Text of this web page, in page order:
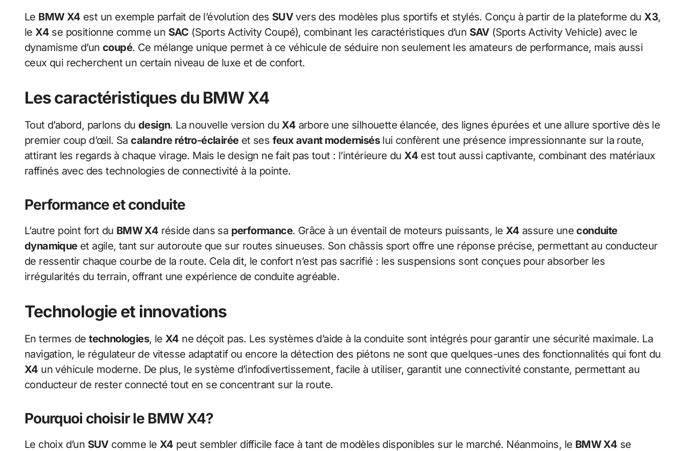
Le BMW X4 est un exemple parfait de l’évolution des SUVvers des modèles plus sportifs et stylés. Conçu à partir de la plateforme du X3,
le X4 se positionne comme un SAC (Sports Activity Coupé), combinant les caractéristiques d’un SAV(Sports Activity Vehicle) avec le
dynamisme d’un coupé. Ce mélange unique permet à ce véhicule de séduire non seulement les amateurs de performance, mais aussi
ceux qui recherchent un certain niveau de luxe et de confort.
Les caractéristiques du BMW X4
Tout d’abord, parlons du design. La nouvelle version du X4 arbore une silhouette élancée, des lignes épurées et une allure sportive dès le
premier coup d’œil. Sacalandre rétro-éclairéeet ses feux avant moderniséslui confèrent une présence impressionnante sur la route,
attirant les regards à chaque virage. Mais le design ne fait pas tout : l’intérieure du X4 est tout aussi captivante, combinant des matériaux
raffinés avec des technologies de connectivité à la pointe.
Performance et conduite
L’autre point fort du BMW X4 réside dans sa performance. Grâce à un éventail de moteurs puissants, le X4 assure uneconduite
dynamiqueet agile, tant sur autoroute que sur routes sinueuses. Son châssis sport offre une réponse précise, permettant au conducteur
de ressentir chaque courbe de la route. Cela dit, le confort n’est pas sacrifié : les suspensions sont conçues pour absorber les
irrégularités du terrain, offrant une expérience de conduite agréable.
Technologie et innovations
En termes detechnologies, le X4 ne déçoit pas. Les systèmes d’aide à la conduite sont intégrés pour garantir une sécurité maximale. La
navigation, le régulateur de vitesse adaptatif ou encore la détection des piétons ne sont que quelques-unes des fonctionnalités qui font du
X4 un véhicule moderne. De plus, le système d’infodivertissement, facile à utiliser, garantit une connectivité constante, permettant au
conducteur de rester connecté tout en se concentrant sur la route.
Pourquoi choisir le BMW X4?
Le choix d’un SUVcomme le X4 peut sembler difficile face à tant de modèles disponibles sur le marché. Néanmoins, le BMW X4 se